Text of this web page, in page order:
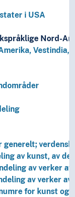
i USA
Nord-
Vestindia,
generelt;
av kunst, av
av verker
av verker
for kunst og